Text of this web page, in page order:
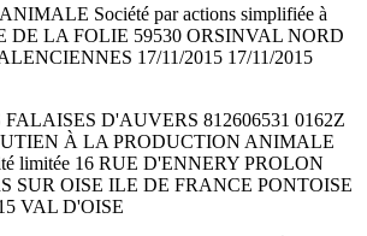
Société par actions simplifiée à
DE LA FOLIE 59530 ORSINVAL NORD
17/11/2015 17/11/2015
D'AUVERS 812606531 0162Z
À LA PRODUCTION ANIMALE
limitée 16 RUE D'ENNERY PROLON
SUR OISE ILE DE FRANCE PONTOISE
VAL D'OISE